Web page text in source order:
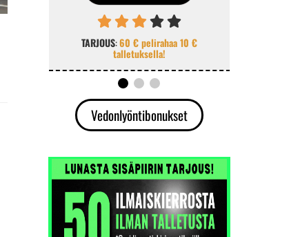
TARJOUS:60 € pelirahaa 10 €
talletuksella!
Vedonlyöntibonukset